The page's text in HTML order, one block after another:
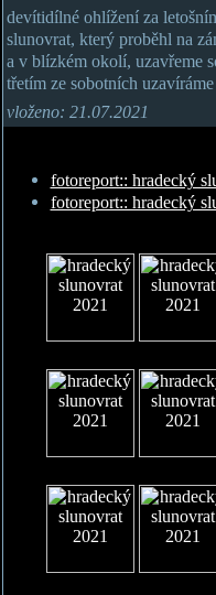
devítidílné ohlížení za
slunovrat, který proběhl na
a v blízkém okolí, uzavřeme
třetím ze sobotních
vloženo: 21.07.2021
fotoreport:: hradecký
fotoreport:: hradecký